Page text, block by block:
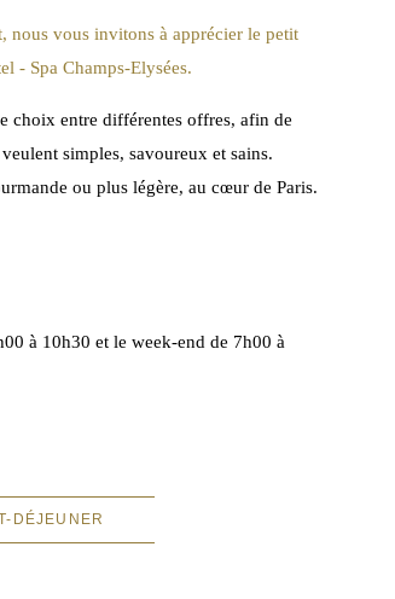
nous vous invitons à apprécier le petit
- Spa Champs-Elysées.
choix entre différentes offres, afin de
simples, savoureux et sains.
ou plus légère, au cœur de Paris.
à 10h30 et le week-end de 7h00 à
DÉJEUNER